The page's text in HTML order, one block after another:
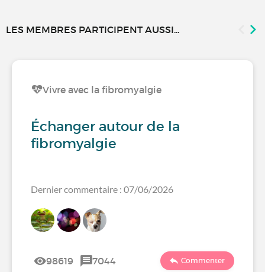
LES MEMBRES PARTICIPENT AUSSI...
Vivre avec la fibromyalgie
Échanger autour de la
fibromyalgie
Dernier commentaire : 07/06/2026
98619 7044 Commenter